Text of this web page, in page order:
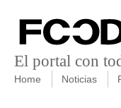
El portal con
Home Noticias